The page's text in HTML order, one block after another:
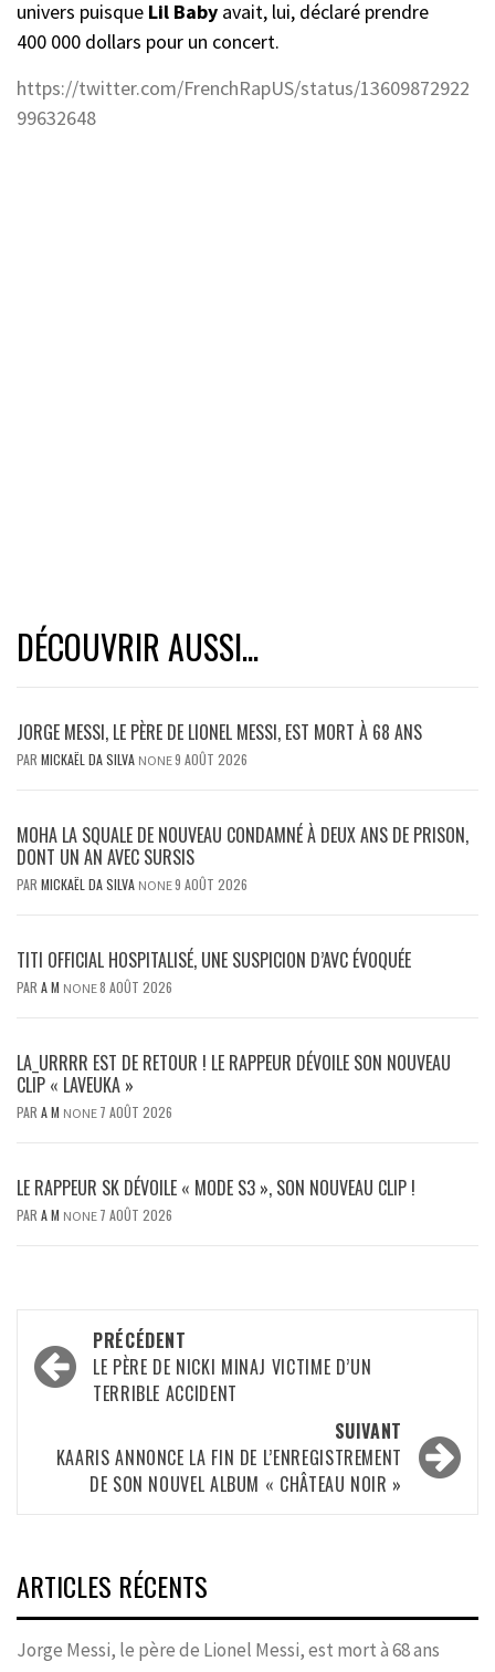
univers puisque Lil Baby avait, lui, déclaré prendre
400 000 dollars pour un concert.
https://twitter.com/FrenchRapUS/status/13609872922
99632648
DÉCOUVRIR AUSSI...
JORGE MESSI, LE PÈRE DE LIONEL MESSI, EST MORT À 68 ANS
PAR MICKAËL DA SILVA NONE9 AOÛT 2026
MOHA LA SQUALE DE NOUVEAU CONDAMNÉ À DEUX ANS DE PRISON,
DONT UN AN AVEC SURSIS
PAR MICKAËL DA SILVA NONE9 AOÛT 2026
TITI OFFICIAL HOSPITALISÉ, UNE SUSPICION D’AVC ÉVOQUÉE
PAR A M NONE8 AOÛT 2026
LA_URRRR EST DE RETOUR ! LE RAPPEUR DÉVOILE SON NOUVEAU
CLIP « LAVEUKA »
PAR A M NONE 7 AOÛT 2026
LE RAPPEUR SK DÉVOILE « MODE S3 », SON NOUVEAU CLIP !
PAR A M NONE 7 AOÛT 2026
Navigation
d’article
PRÉCÉDENT
LE PÈRE DE NICKI MINAJ VICTIME D’UN
TERRIBLE ACCIDENT
SUIVANT
KAARIS ANNONCE LA FIN DE L’ENREGISTREMENT
DE SON NOUVEL ALBUM « CHÂTEAU NOIR »
ARTICLES RÉCENTS
Jorge Messi, le père de Lionel Messi, est mort à 68 ans